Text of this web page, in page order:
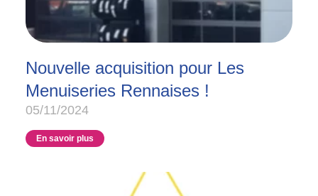
Nouvelle acquisition pour Les
Menuiseries Rennaises !
05/11/2024
En savoir plus